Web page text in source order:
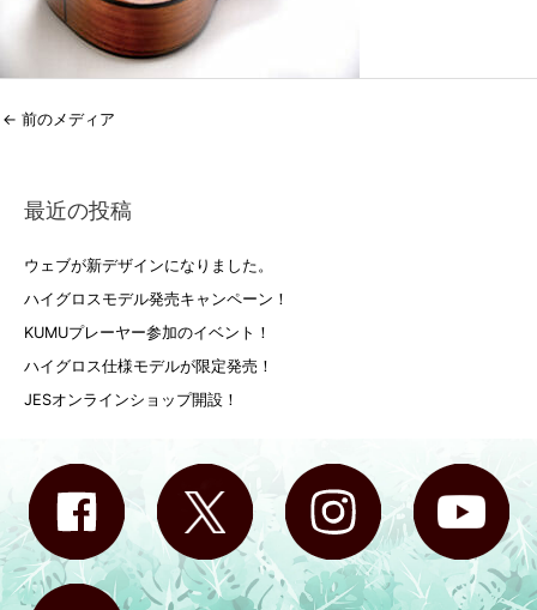
← 前のメディア
最近の投稿
ウェブが新デザインになりました。
ハイグロスモデル発売キャンペーン！
KUMUプレーヤー参加のイベント！
ハイグロス仕様モデルが限定発売！
JESオンラインショップ開設！